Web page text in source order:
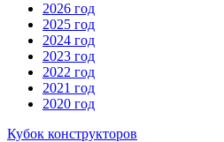
2026 год
2025 год
2024 год
2023 год
2022 год
2021 год
2020 год
Кубок конструкторов